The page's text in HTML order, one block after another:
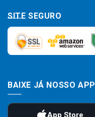
SITE SEGURO
BAIXE JÁ NOSSO APP